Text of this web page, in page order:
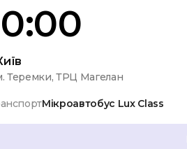
Теремки, ТРЦ Магелан
Мікроавтобус Lux Class